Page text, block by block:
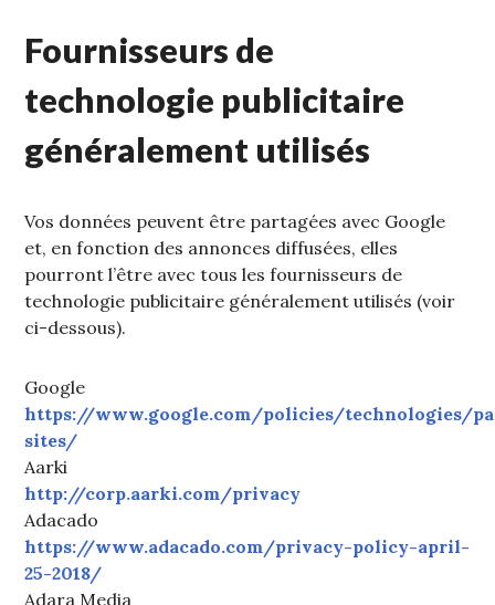
Fournisseurs de
technologie publicitaire
généralement utilisés
Vos données peuvent être partagées avec Google
et, en fonction des annonces diffusées, elles
pourront l’être avec tous les fournisseurs de
technologie publicitaire généralement utilisés (voir
ci-dessous).
Google
https://www.google.com/policies/technologies/
sites/
Aarki
http://corp.aarki.com/privacy
Adacado
https://www.adacado.com/privacy-policy-april-
25-2018/
Adara Media